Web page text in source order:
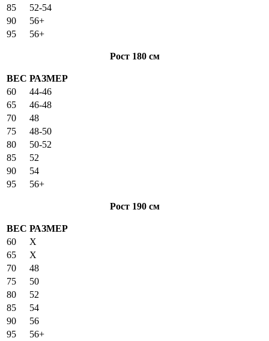
85
52-54
90
56+
95
56+
Рост 180 см
ВЕС РАЗМЕР
60
44-46
65
46-48
70
48
75
48-50
80
50-52
85
52
90
54
95
56+
Рост 190 см
ВЕС РАЗМЕР
60
X
65
X
70
48
75
50
80
52
85
54
90
56
95
56+